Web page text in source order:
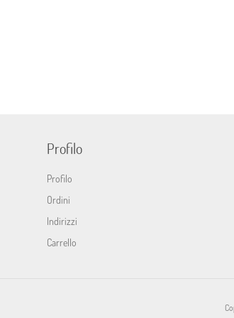
Profilo
Profilo
Ordini
Indirizzi
Carrello